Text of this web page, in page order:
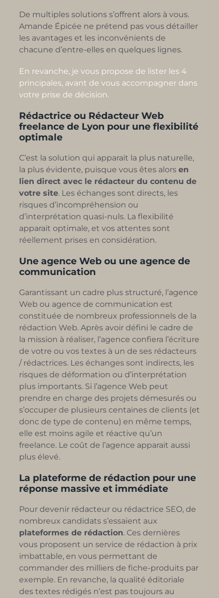
De multiples solutions s’offrent alors à vous.
Amande Épicée ne prétend pas vous détailler
les avantages et les inconvénients de
chacune d’entre-elles en quelques lignes.
En revanche, je vous propose de lister les 4
principales, avant de vous accompagner dans
votre prise de décision.
Rédactrice ou Rédacteur Web
freelance de Lyon pour une flexibilité
optimale
C’est la solution qui apparait la plus naturelle,
la plus évidente, puisque vous êtes alors en
lien direct avec le rédacteur du contenu de
votre site. Les échanges sont directs, les
risques d’incompréhension ou
d’interprétation quasi-nuls. La flexibilité
apparait optimale, et vos attentes sont
réellement prises en considération.
Une agence Web ou une agence de
communication
Garantissant un cadre plus structuré, l’agence
Web ou agence de communication est
constituée de nombreux professionnels de la
rédaction Web. Après avoir défini le cadre de
la mission à réaliser, l’agence confiera l’écriture
de votre ou vos textes à un de ses rédacteurs
/ rédactrices. Les échanges sont indirects, les
risques de déformation ou d’interprétation
plus importants. Si l’agence Web peut
prendre en charge des projets démesurés ou
s’occuper de plusieurs centaines de clients (et
donc de type de contenu) en même temps,
elle est moins agile et réactive qu’un
freelance. Le coût de l’agence apparait aussi
plus élevé.
La plateforme de rédaction pour une
réponse massive et immédiate
Pour devenir rédacteur ou rédactrice SEO, de
nombreux candidats s’essaient aux
plateformes de rédaction. Ces dernières
vous proposent un service de rédaction à prix
imbattable, en vous permettant de
commander des milliers de fiche-produits par
exemple. En revanche, la qualité éditoriale
des textes rédigés n’est pas toujours au